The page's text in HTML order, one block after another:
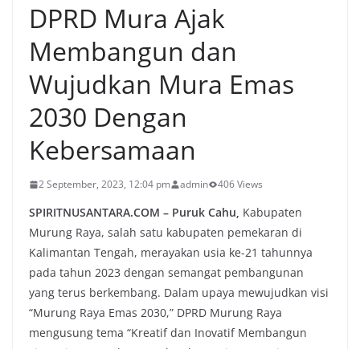
DPRD Mura Ajak
Membangun dan
Wujudkan Mura Emas
2030 Dengan
Kebersamaan
2 September, 2023, 12:04 pm admin 406 Views
SPIRITNUSANTARA.COM – Puruk Cahu, Kabupaten
Murung Raya, salah satu kabupaten pemekaran di
Kalimantan Tengah, merayakan usia ke-21 tahunnya
pada tahun 2023 dengan semangat pembangunan
yang terus berkembang. Dalam upaya mewujudkan visi
“Murung Raya Emas 2030,” DPRD Murung Raya
mengusung tema “Kreatif dan Inovatif Membangun